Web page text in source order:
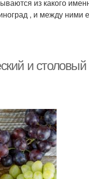
из какого
, и между ними
и